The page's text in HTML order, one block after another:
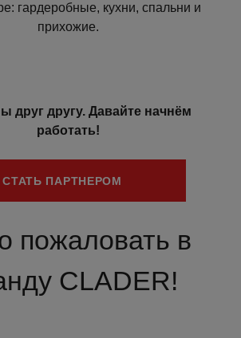
гардеробные, кухни, спальни и
прихожие.
друг другу. Давайте начнём
работать!
СТАТЬ ПАРТНЕРОМ
пожаловать в
CLADER!